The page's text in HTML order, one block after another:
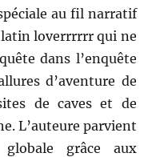
au fil narratif
loverrrrrr qui ne
dans l’enquête
d’aventure de
de caves et de
L’auteure parvient
globale grâce aux